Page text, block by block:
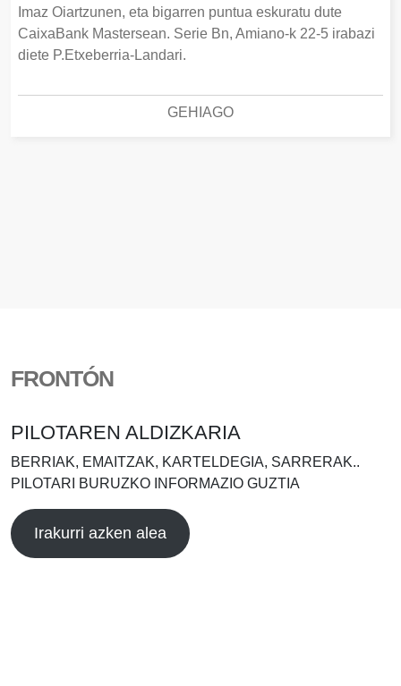
Imaz Oiartzunen, eta bigarren puntua eskuratu dute
CaixaBank Mastersean. Serie Bn, Amiano-k 22-5 irabazi
diete P.Etxeberria-Landari.
GEHIAGO
FRONTÓN
PILOTAREN ALDIZKARIA
BERRIAK, EMAITZAK, KARTELDEGIA, SARRERAK..
PILOTARI BURUZKO INFORMAZIO GUZTIA
Irakurri azken alea